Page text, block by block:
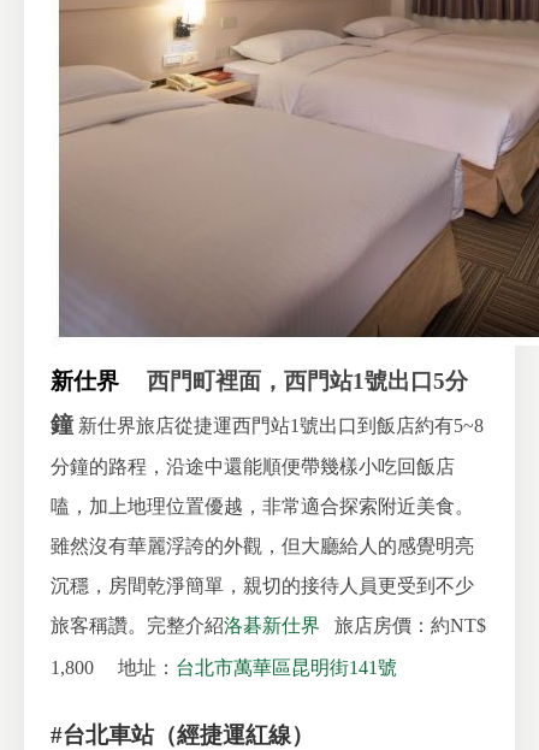
新仕界
西門町裡面，西門站1號出口5分
鐘 新仕界旅店從捷運西門站1號出口到飯店約有5~8
分鐘的路程，沿途中還能順便帶幾樣小吃回飯店
嗑，加上地理位置優越，非常適合探索附近美食。
雖然沒有華麗浮誇的外觀，但大廳給人的感覺明亮
沉穩，房間乾淨簡單，親切的接待人員更受到不少
旅客稱讚。完整介紹洛碁新仕界 旅店房價：約NT$
1,800 地址： 台北市萬華區昆明街141號
#台北車站（經捷運紅線）